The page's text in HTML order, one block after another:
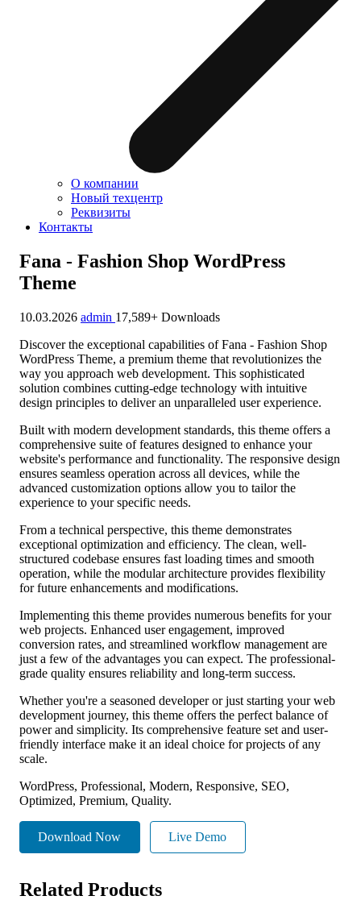
О компании
Новый техцентр
Реквизиты
Контакты
Fana - Fashion Shop WordPress
Theme
10.03.2026 admin 17,589+ Downloads
Discover the exceptional capabilities of Fana - Fashion Shop
WordPress Theme, a premium theme that revolutionizes the
way you approach web development. This sophisticated
solution combines cutting-edge technology with intuitive
design principles to deliver an unparalleled user experience.
Built with modern development standards, this theme offers a
comprehensive suite of features designed to enhance your
website's performance and functionality. The responsive design
ensures seamless operation across all devices, while the
advanced customization options allow you to tailor the
experience to your specific needs.
From a technical perspective, this theme demonstrates
exceptional optimization and efficiency. The clean, well-
structured codebase ensures fast loading times and smooth
operation, while the modular architecture provides flexibility
for future enhancements and modifications.
Implementing this theme provides numerous benefits for your
web projects. Enhanced user engagement, improved
conversion rates, and streamlined workflow management are
just a few of the advantages you can expect. The professional-
grade quality ensures reliability and long-term success.
Whether you're a seasoned developer or just starting your web
development journey, this theme offers the perfect balance of
power and simplicity. Its comprehensive feature set and user-
friendly interface make it an ideal choice for projects of any
scale.
WordPress, Professional, Modern, Responsive, SEO,
Optimized, Premium, Quality.
Download Now Live Demo
Related Products